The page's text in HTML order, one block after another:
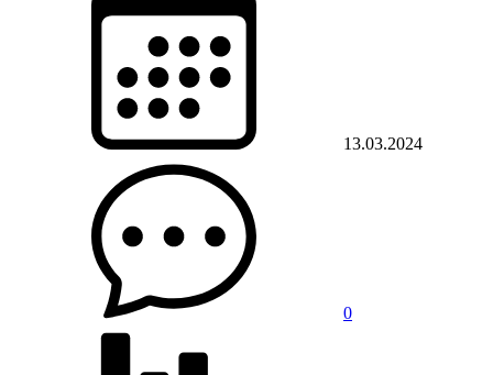
13.03.2024
0